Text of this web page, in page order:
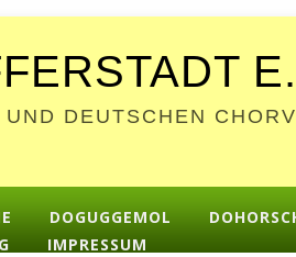
DEUTSCHEN
DOGUGGEMOL
IMPRESSUM